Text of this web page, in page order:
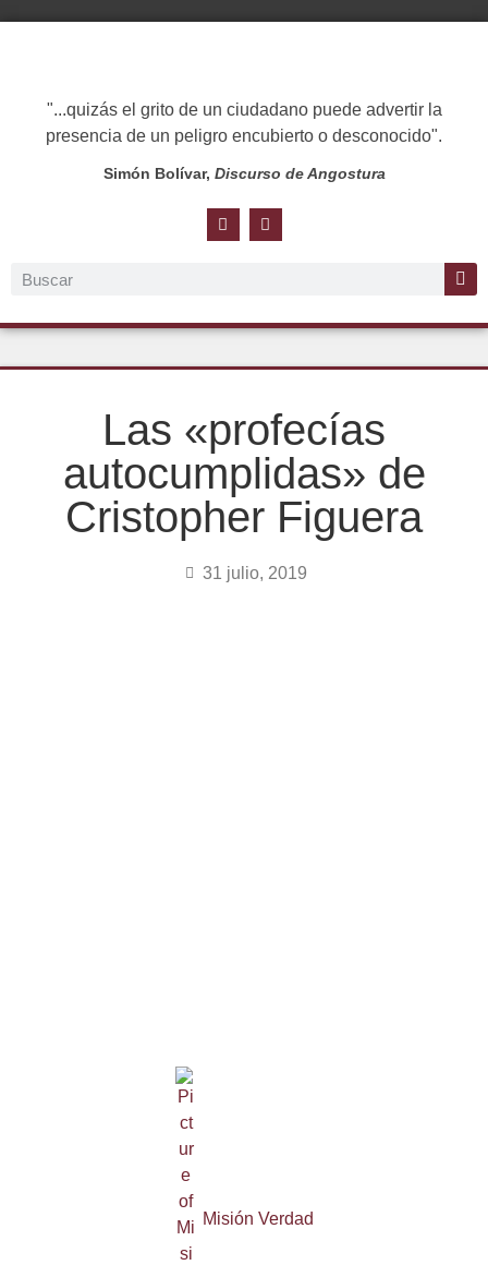
"...quizás el grito de un ciudadano puede advertir la
presencia de un peligro encubierto o desconocido".
Simón Bolívar, Discurso de Angostura
Las «profecías
autocumplidas» de
Cristopher Figuera
31 julio, 2019
Misión Verdad